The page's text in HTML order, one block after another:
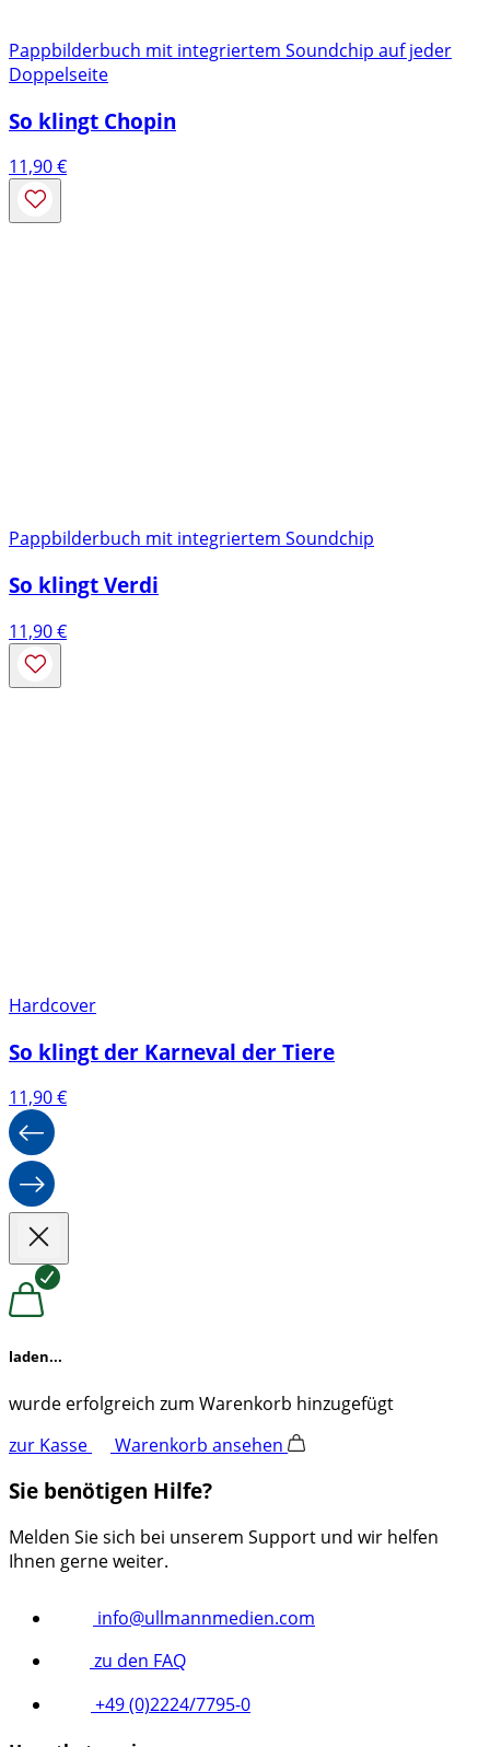
Pappbilderbuch mit integriertem Soundchip auf jeder
Doppelseite
So klingt Chopin
11,90€
Pappbilderbuch mit integriertem Soundchip
So klingt Verdi
11,90€
Hardcover
So klingt der Karneval der Tiere
11,90€
laden...
wurde erfolgreich zum Warenkorb hinzugefügt
zur Kasse
Warenkorb ansehen
Sie benötigen Hilfe?
Melden Sie sich bei unserem Support und wir helfen
Ihnen gerne weiter.
info@ullmannmedien.com
zu den FAQ
+49 (0)2224/7795-0